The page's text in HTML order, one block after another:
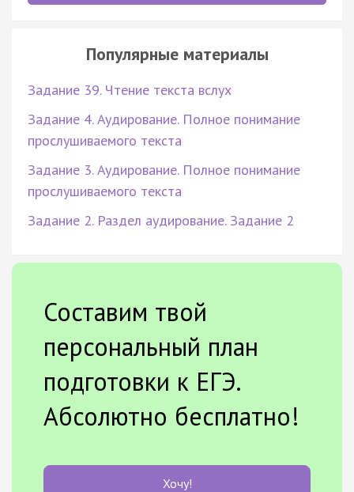
Популярные материалы
Задание 39. Чтение текста вслух
Задание 4. Аудирование. Полное понимание
прослушиваемого текста
Задание 3. Аудирование. Полное понимание
прослушиваемого текста
Задание 2. Раздел аудирование. Задание 2
Составим твой
персональный план
подготовки к ЕГЭ.
Абсолютно бесплатно!
Хочу!